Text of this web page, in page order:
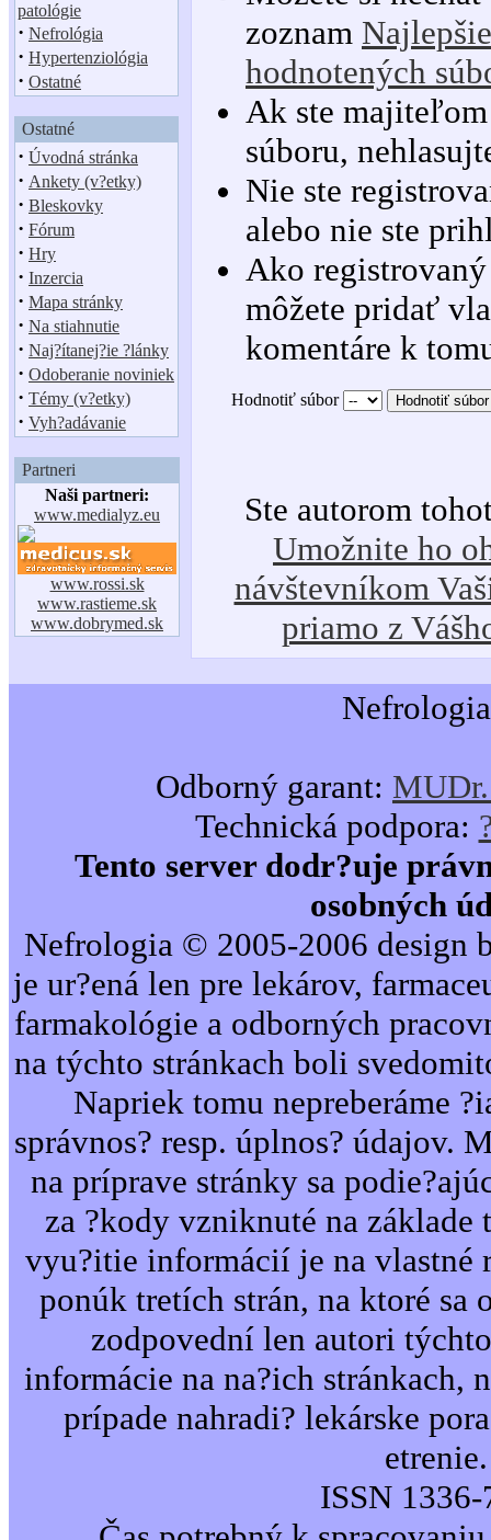
patológie
· Nefrológia
· Hypertenziológia
· Ostatné
Ostatné
· Úvodná stránka
· Ankety (v?etky)
· Bleskovky
· Fórum
· Hry
· Inzercia
· Mapa stránky
· Na stiahnutie
· Naj?ítanej?ie ?lánky
· Odoberanie noviniek
· Témy (v?etky)
· Vyh?adávanie
Partneri
Naši partneri:
www.medialyz.eu
www.rossi.sk
www.rastieme.sk
www.dobrymed.sk
zoznam Najlepšie
hodnotených
Ak ste
súboru,
Nie ste
alebo nie ste
Ako
môžete pridať
komentáre k
Hodnotiť súbor
Ste autorom
Umožnite ho
návštevníkom
priamo z
Odborný garant:
Technická podpora:
Tento server dodr?uje
osobných
Nefrologia © 2005-2006 design
je ur?ená len pre lekárov,
farmakológie a odborných
na týchto stránkach boli
Napriek tomu nepreberáme
správnos? resp. úplnos? údajov.
na príprave stránky sa
za ?kody vzniknuté na
vyu?itie informácií je na vlastné
ponúk tretích strán, na ktoré sa
zodpovední len autori
informácie na na?ich stránkach,
prípade nahradi? lekárske
etrenie.
ISSN